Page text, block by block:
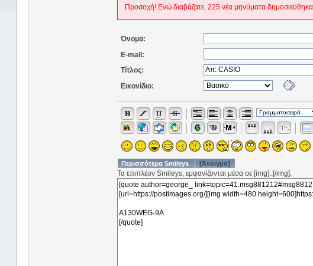
Προσοχή! Ενώ διαβάζατε, 225 νέα μηνύματα
Όνομα:
E-mail:
Τίτλος:
Εικονίδιο:
Περισσότερα Smileys [Άνοιγμα]
Τα επιπλέον Smileys, εμφανίζονται μέσα σε [img]..[/img].